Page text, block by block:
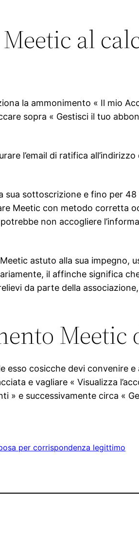
al
la ammonimento « Il mio
sopra « Gestisci il tuo
l’email di ratifica
sottoscrizione e fino per
Meetic con metodo corretta
non accogliere
astuto alla sua impegno,
il affinche significa
da parte della
Meetic
cosicche devi convenire
e vagliare « Visualizza
» e successivamente circa «
per corrispondenza legittimo